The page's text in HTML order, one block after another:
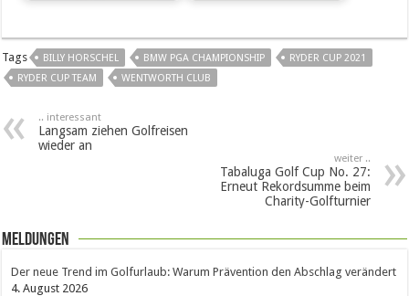
Tags BILLY HORSCHEL BMW PGA CHAMPIONSHIP
RYDER CUP 2021
RYDER CUP TEAM
WENTWORTH CLUB
.. interessant
Langsam ziehen Golfreisen
wieder an
weiter ..
Tabaluga Golf Cup No. 27:
Erneut Rekordsumme beim
Charity-Golfturnier
Meldungen
Der neue Trend im Golfurlaub: Warum Prävention den Abschlag verändert
4. August 2026